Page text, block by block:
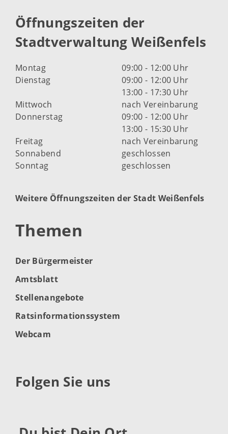
Öffnungszeiten der
Stadtverwaltung Weißenfels
Montag
09:00 - 12:00 Uhr
Dienstag
09:00 - 12:00 Uhr
13:00 - 17:30 Uhr
Mittwoch
nach Vereinbarung
Donnerstag
09:00 - 12:00 Uhr
13:00 - 15:30 Uhr
Freitag
nach Vereinbarung
Sonnabend
geschlossen
Sonntag
geschlossen
Weitere Öffnungszeiten der Stadt Weißenfels
Themen
Der Bürgermeister
Amtsblatt
Stellenangebote
Ratsinformationssystem
Webcam
Folgen Sie uns